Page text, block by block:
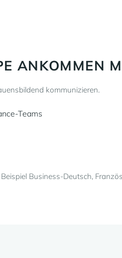
ANKOMMEN
kommunizieren.
Teams
Business-Deutsch,